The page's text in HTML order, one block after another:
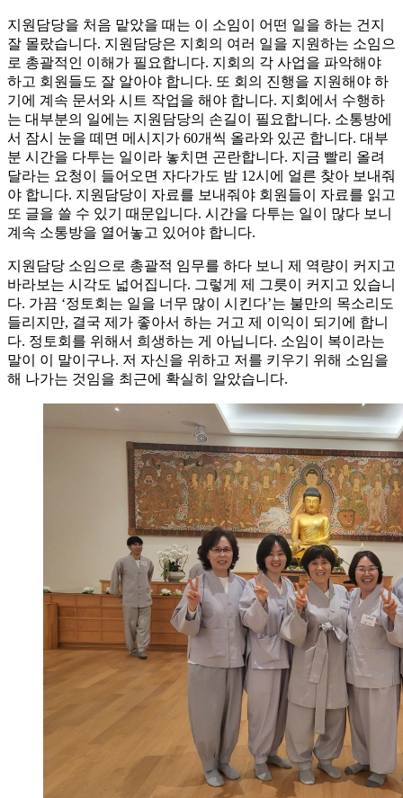
지원담당을 처음 맡았을 때는 이 소임이 어떤 일을 하는 건지
잘 몰랐습니다. 지원담당은 지회의 여러 일을 지원하는 소임으
로 총괄적인 이해가 필요합니다. 지회의 각 사업을 파악해야
하고 회원들도 잘 알아야 합니다. 또 회의 진행을 지원해야 하
기에 계속 문서와 시트 작업을 해야 합니다. 지회에서 수행하
는 대부분의 일에는 지원담당의 손길이 필요합니다. 소통방에
서 잠시 눈을 떼면 메시지가 60개씩 올라와 있곤 합니다. 대부
분 시간을 다투는 일이라 놓치면 곤란합니다. 지금 빨리 올려
달라는 요청이 들어오면 자다가도 밤 12시에 얼른 찾아 보내줘
야 합니다. 지원담당이 자료를 보내줘야 회원들이 자료를 읽고
또 글을 쓸 수 있기 때문입니다. 시간을 다투는 일이 많다 보니
계속 소통방을 열어놓고 있어야 합니다.
지원담당 소임으로 총괄적 임무를 하다 보니 제 역량이 커지고
바라보는 시각도 넓어집니다. 그렇게 제 그릇이 커지고 있습니
다. 가끔 ‘정토회는 일을 너무 많이 시킨다’는 불만의 목소리도
들리지만, 결국 제가 좋아서 하는 거고 제 이익이 되기에 합니
다. 정토회를 위해서 희생하는 게 아닙니다. 소임이 복이라는
말이 이 말이구나. 저 자신을 위하고 저를 키우기 위해 소임을
해 나가는 것임을 최근에 확실히 알았습니다.